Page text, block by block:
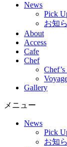
News
Pick
お知
About
Access
Cafe
Chef
Gallery
メニュー
News
Pick
お知